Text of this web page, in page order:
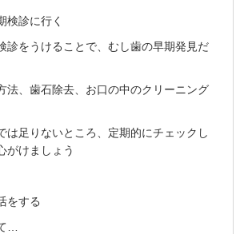
診に行く
診をうけることで、むし歯の早期発見だ
法、歯石除去、お口の中のクリーニング
は足りないところ、定期的にチェックし
がけましょう
をする
…